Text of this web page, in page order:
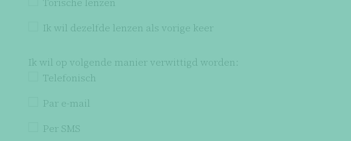
Ik wil dezelfde lenzen als vorige keer
Telefonisch
Par e-mail
Per SMS
Ik wil op volgende manier verwittigd worden: